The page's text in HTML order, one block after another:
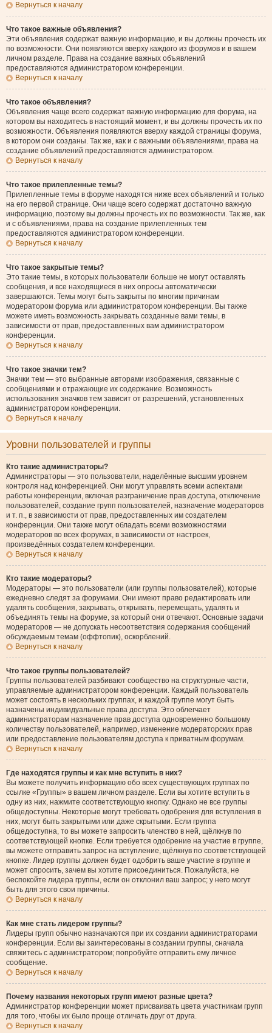
Вернуться к началу
Что такое важные объявления?
Эти объявления содержат важную информацию, и вы должны прочесть их
по возможности. Они появляются вверху каждого из форумов и в вашем
личном разделе. Права на создание важных объявлений
предоставляются администратором конференции.
Вернуться к началу
Что такое объявления?
Объявления чаще всего содержат важную информацию для форума, на
котором вы находитесь в настоящий момент, и вы должны прочесть их по
возможности. Объявления появляются вверху каждой страницы форума,
в котором они созданы. Так же, как и с важными объявлениями, права на
создание объявлений предоставляются администратором.
Вернуться к началу
Что такое прилепленные темы?
Прилепленные темы в форуме находятся ниже всех объявлений и только
на его первой странице. Они чаще всего содержат достаточно важную
информацию, поэтому вы должны прочесть их по возможности. Так же, как
и с объявлениями, права на создание прилепленных тем
предоставляются администратором конференции.
Вернуться к началу
Что такое закрытые темы?
Это такие темы, в которых пользователи больше не могут оставлять
сообщения, и все находящиеся в них опросы автоматически
завершаются. Темы могут быть закрыты по многим причинам
модератором форума или администратором конференции. Вы также
можете иметь возможность закрывать созданные вами темы, в
зависимости от прав, предоставленных вам администратором
конференции.
Вернуться к началу
Что такое значки тем?
Значки тем — это выбранные авторами изображения, связанные с
сообщениями и отражающие их содержание. Возможность
использования значков тем зависит от разрешений, установленных
администратором конференции.
Вернуться к началу
Уровни пользователей и группы
Кто такие администраторы?
Администраторы — это пользователи, наделённые высшим уровнем
контроля над конференцией. Они могут управлять всеми аспектами
работы конференции, включая разграничение прав доступа, отключение
пользователей, создание групп пользователей, назначение модераторов
и т. п., в зависимости от прав, предоставленных им создателем
конференции. Они также могут обладать всеми возможностями
модераторов во всех форумах, в зависимости от настроек,
произведённых создателем конференции.
Вернуться к началу
Кто такие модераторы?
Модераторы — это пользователи (или группы пользователей), которые
ежедневно следят за форумами. Они имеют право редактировать или
удалять сообщения, закрывать, открывать, перемещать, удалять и
объединять темы на форуме, за который они отвечают. Основные задачи
модераторов — не допускать несоответствия содержания сообщений
обсуждаемым темам (оффтопик), оскорблений.
Вернуться к началу
Что такое группы пользователей?
Группы пользователей разбивают сообщество на структурные части,
управляемые администратором конференции. Каждый пользователь
может состоять в нескольких группах, и каждой группе могут быть
назначены индивидуальные права доступа. Это облегчает
администраторам назначение прав доступа одновременно большому
количеству пользователей, например, изменение модераторских прав
или предоставление пользователям доступа к приватным форумам.
Вернуться к началу
Где находятся группы и как мне вступить в них?
Вы можете получить информацию обо всех существующих группах по
ссылке «Группы» в вашем личном разделе. Если вы хотите вступить в
одну из них, нажмите соответствующую кнопку. Однако не все группы
общедоступны. Некоторые могут требовать одобрения для вступления в
них, могут быть закрытыми или даже скрытыми. Если группа
общедоступна, то вы можете запросить членство в ней, щёлкнув по
соответствующей кнопке. Если требуется одобрение на участие в группе,
вы можете отправить запрос на вступление, щёлкнув по соответствующей
кнопке. Лидер группы должен будет одобрить ваше участие в группе и
может спросить, зачем вы хотите присоединиться. Пожалуйста, не
беспокойте лидера группы, если он отклонил ваш запрос; у него могут
быть для этого свои причины.
Вернуться к началу
Как мне стать лидером группы?
Лидеры групп обычно назначаются при их создании администраторами
конференции. Если вы заинтересованы в создании группы, сначала
свяжитесь с администратором; попробуйте отправить ему личное
сообщение.
Вернуться к началу
Почему названия некоторых групп имеют разные цвета?
Администратор конференции может присваивать цвета участникам групп
для того, чтобы их было проще отличать друг от друга.
Вернуться к началу